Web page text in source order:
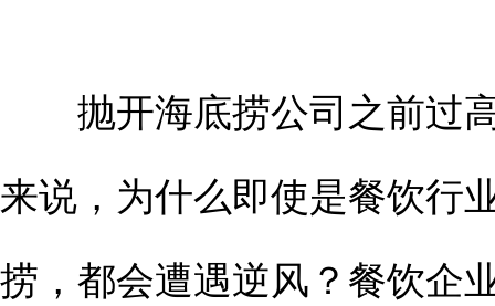
抛开海底捞公司之前过
来说，为什么即使是餐饮行
捞，都会遭遇逆风？餐饮企